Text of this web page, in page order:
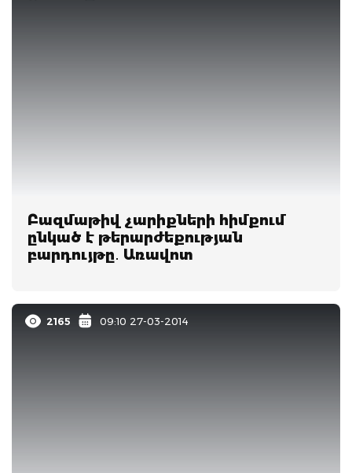
Բազմաթիվ չարիքների հիմքում
ընկած է թերարժեքության
բարդույթը․ Առավոտ
2165 09:10 27-03-2014